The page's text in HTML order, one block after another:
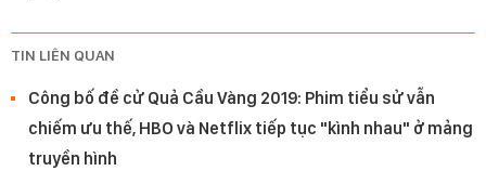
TIN LIÊN QUAN
Công bố đề cử Quả Cầu Vàng 2019: Phim tiểu sử vẫn
chiếm ưu thế, HBO và Netflix tiếp tục "kình nhau" ở mảng
truyền hình